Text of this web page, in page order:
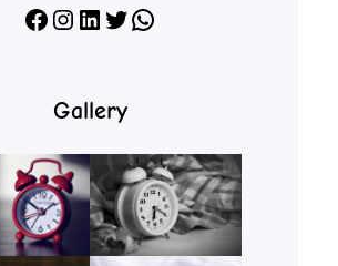
Facebook Instagram LinkedIn X WhatsApp
Gallery